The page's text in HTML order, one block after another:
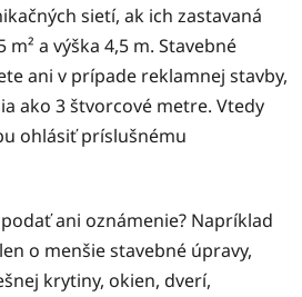
sietí, ak ich zastavaná
a výška 4,5 m. Stavebné
ani v prípade reklamnej stavby,
ako 3 štvorcové metre. Vtedy
ohlásiť príslušnému
ani oznámenie? Napríklad
o menšie stavebné úpravy,
krytiny, okien, dverí,